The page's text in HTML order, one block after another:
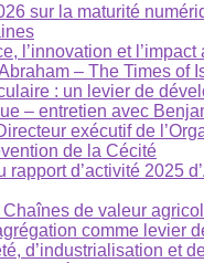
sur la maturité
l’innovation et
– The Times of
: un levier de
– entretien avec
exécutif de
de la Cécité
rapport d’activité 2025
de valeur
comme levier
d’industrialisation et